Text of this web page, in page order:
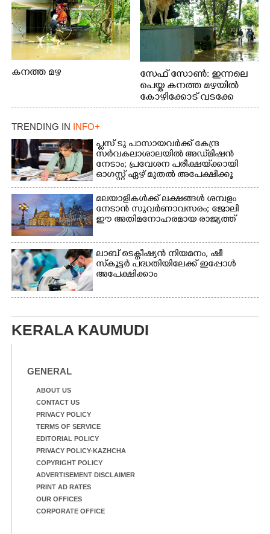
കനത്ത മഴ
സേഫ് സോൺ: ഇന്നലെ
പെയ്ത കനത്ത മഴയിൽ
കോഴിക്കോട് വടക്കേ
വയലിൽ വെള്ളം
വെള്ളത്തിലൂടെ
നടന്നുവരുന്നവരെ
മതിലിനു മുകളിൽ നോക്കി
നിൽക്കുന്ന
നായ. ഫോട്ടോ: കെ.വിശ്വജി
ത്ത്
TRENDING IN INFO+
പ്ലസ് ടു പാസായവർക്ക് കേന്ദ്ര
സർവകലാശാലയിൽ അഡ്‌മിഷൻ
നേടാം; പ്രവേശന പരീക്ഷയ്‌ക്കായി
ഓഗസ്റ്റ് ഏഴ് മുതൽ അപേക്ഷിക്കൂ
മലയാളികൾക്ക് ലക്ഷങ്ങൾ ശമ്പളം
നേടാൻ സുവർണാവസരം; ജോലി
ഈ അതിമനോഹരമായ രാജ്യത്ത്
ലാബ് ടെക്നീഷ്യൻ നിയമനം, ഷീ
സ്‌കൂട്ടർ പദ്ധതിയിലേക്ക് ഇപ്പോൾ
അപേക്ഷിക്കാം
KERALA KAUMUDI
GENERAL
ABOUT US
CONTACT US
PRIVACY POLICY
TERMS OF SERVICE
EDITORIAL POLICY
PRIVACY POLICY-KAZHCHA
COPYRIGHT POLICY
ADVERTISEMENT DISCLAIMER
PRINT AD RATES
OUR OFFICES
CORPORATE OFFICE